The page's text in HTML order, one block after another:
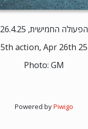
הפעולה החמישית, 26.4.25
5th action, Apr 26th 25
Photo: GM
Powered byPiwigo